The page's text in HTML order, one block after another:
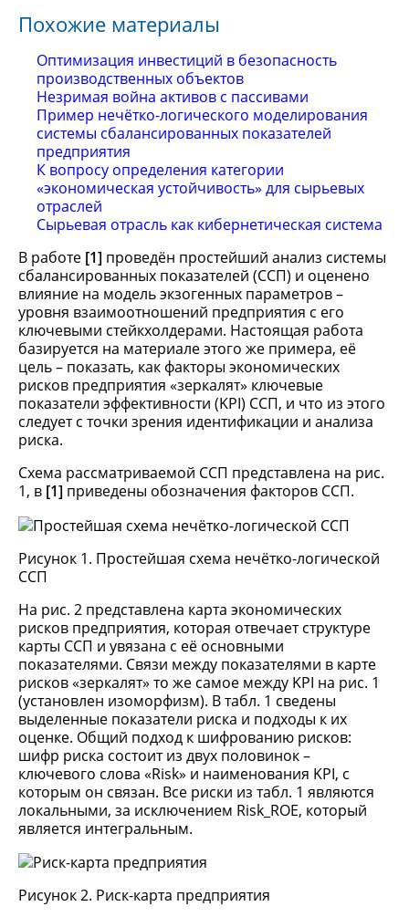
Похожие материалы
Оптимизация инвестиций в безопасность
производственных объектов
Незримая война активов с пассивами
Пример нечётко-логического моделирования
системы сбалансированных показателей
предприятия
К вопросу определения категории
«экономическая устойчивость» для сырьевых
отраслей
Сырьевая отрасль как кибернетическая система
В работе [1] проведён простейший анализ системы
сбалансированных показателей (ССП) и оценено
влияние на модель экзогенных параметров –
уровня взаимоотношений предприятия с его
ключевыми стейкхолдерами. Настоящая работа
базируется на материале этого же примера, её
цель – показать, как факторы экономических
рисков предприятия «зеркалят» ключевые
показатели эффективности (KPI) ССП, и что из этого
следует с точки зрения идентификации и анализа
риска.
Схема рассматриваемой ССП представлена на рис.
1, в [1] приведены обозначения факторов ССП.
Рисунок 1. Простейшая схема нечётко-логической
ССП
На рис. 2 представлена карта экономических
рисков предприятия, которая отвечает структуре
карты ССП и увязана с её основными
показателями. Связи между показателями в карте
рисков «зеркалят» то же самое между KPI на рис. 1
(установлен изоморфизм). В табл. 1 сведены
выделенные показатели риска и подходы к их
оценке. Общий подход к шифрованию рисков:
шифр риска состоит из двух половинок –
ключевого слова «Risk» и наименования KPI, c
которым он связан. Все риски из табл. 1 являются
локальными, за исключением Risk_ROE, который
является интегральным.
Рисунок 2. Риск-карта предприятия